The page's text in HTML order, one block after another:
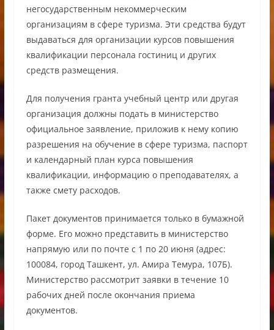
негосударственным некоммерческим
организациям в сфере туризма. Эти средства будут
выдаваться для организации курсов повышения
квалификации персонала гостиниц и других
средств размещения.
Для получения гранта учебный центр или другая
организация должны подать в министерство
официальное заявление, приложив к нему копию
разрешения на обучение в сфере туризма, паспорт
и календарный план курса повышения
квалификации, информацию о преподавателях, а
также смету расходов.
Пакет документов принимается только в бумажной
форме. Его можно представить в министерство
напрямую или по почте с 1 по 20 июня (адрес:
100084, город Ташкент, ул. Амира Темура, 107Б).
Министерство рассмотрит заявки в течение 10
рабочих дней после окончания приема
документов.